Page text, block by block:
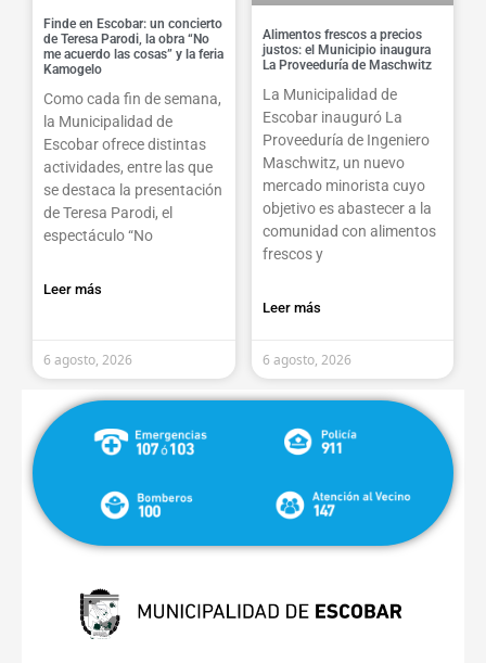
Finde en Escobar: un concierto
de Teresa Parodi, la obra “No
me acuerdo las cosas” y la feria
Kamogelo
Como cada fin de semana,
la Municipalidad de
Escobar ofrece distintas
actividades, entre las que
se destaca la presentación
de Teresa Parodi, el
espectáculo “No
Leer más
6 agosto, 2026
Alimentos frescos a precios
justos: el Municipio inaugura
La Proveeduría de Maschwitz
La Municipalidad de
Escobar inauguró La
Proveeduría de Ingeniero
Maschwitz, un nuevo
mercado minorista cuyo
objetivo es abastecer a la
comunidad con alimentos
frescos y
Leer más
6 agosto, 2026